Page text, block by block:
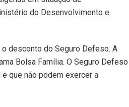
do Desenvolvimento e
desconto do Seguro Defeso. A
Bolsa Família. O Seguro Defeso
que não podem exercer a